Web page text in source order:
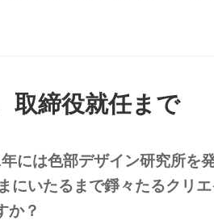
取締役就任まで
には色部デザイン研究所を
にいたるまで錚々たるクリ
か？